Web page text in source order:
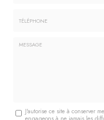
MessageJ'autorise ce site à conserver